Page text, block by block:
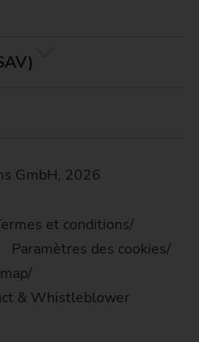
GmbH, 2026
et conditions
Paramètres des cookies
& Whistleblower